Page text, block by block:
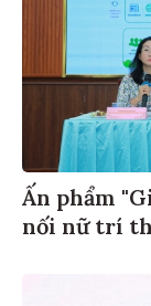
Ấn phẩm
nối nữ trí